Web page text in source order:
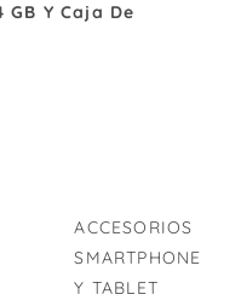
GB Y Caja De
ACCESORIOS
SMARTPHONE
Y TABLET